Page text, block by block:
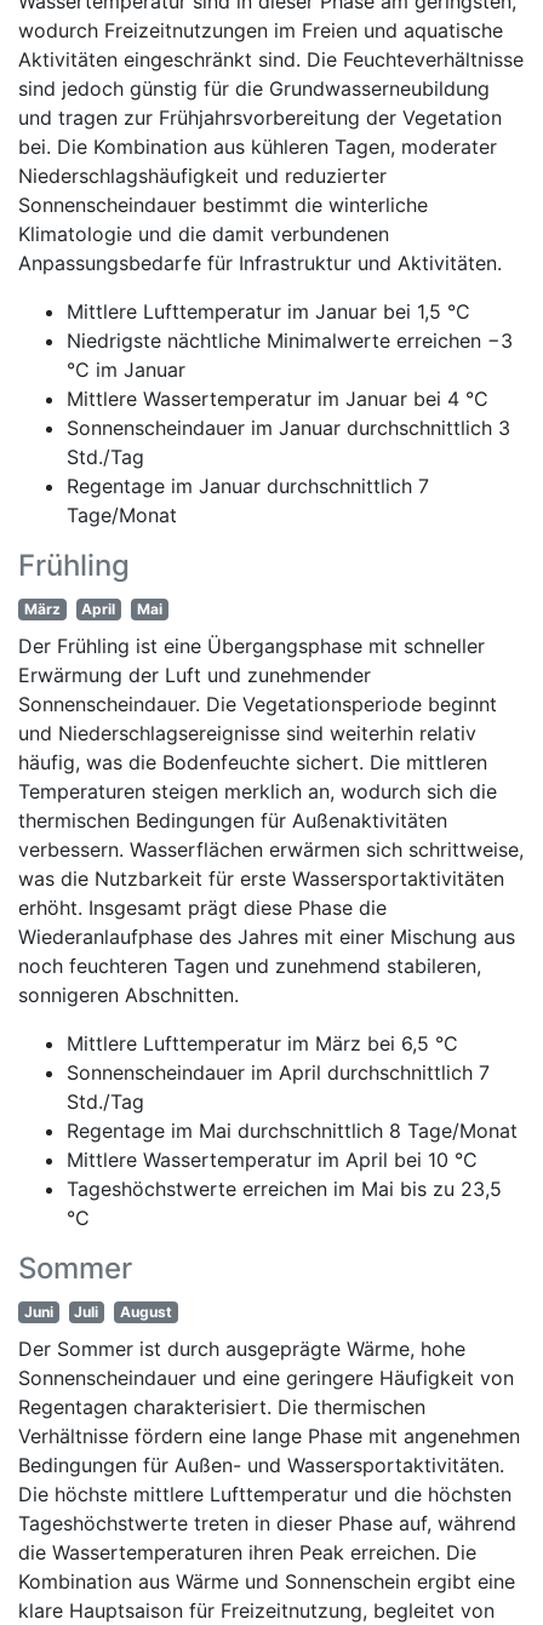
wodurch Freizeitnutzungen im Freien und aquatische
Aktivitäten eingeschränkt sind. Die Feuchteverhältnisse
sind jedoch günstig für die Grundwasserneubildung
und tragen zur Frühjahrsvorbereitung der Vegetation
bei. Die Kombination aus kühleren Tagen, moderater
Niederschlagshäufigkeit und reduzierter
Sonnenscheindauer bestimmt die winterliche
Klimatologie und die damit verbundenen
Anpassungsbedarfe für Infrastruktur und Aktivitäten.
Mittlere Lufttemperatur im Januar bei 1,5 °C
Niedrigste nächtliche Minimalwerte erreichen −3
°C im Januar
Mittlere Wassertemperatur im Januar bei 4 °C
Sonnenscheindauer im Januar durchschnittlich 3
Std./Tag
Regentage im Januar durchschnittlich 7
Tage/Monat
Frühling
März April Mai
Der Frühling ist eine Übergangsphase mit schneller
Erwärmung der Luft und zunehmender
Sonnenscheindauer. Die Vegetationsperiode beginnt
und Niederschlagsereignisse sind weiterhin relativ
häufig, was die Bodenfeuchte sichert. Die mittleren
Temperaturen steigen merklich an, wodurch sich die
thermischen Bedingungen für Außenaktivitäten
verbessern. Wasserflächen erwärmen sich schrittweise,
was die Nutzbarkeit für erste Wassersportaktivitäten
erhöht. Insgesamt prägt diese Phase die
Wiederanlaufphase des Jahres mit einer Mischung aus
noch feuchteren Tagen und zunehmend stabileren,
sonnigeren Abschnitten.
Mittlere Lufttemperatur im März bei 6,5 °C
Sonnenscheindauer im April durchschnittlich 7
Std./Tag
Regentage im Mai durchschnittlich 8 Tage/Monat
Mittlere Wassertemperatur im April bei 10 °C
Tageshöchstwerte erreichen im Mai bis zu 23,5
°C
Sommer
Juni Juli August
Der Sommer ist durch ausgeprägte Wärme, hohe
Sonnenscheindauer und eine geringere Häufigkeit von
Regentagen charakterisiert. Die thermischen
Verhältnisse fördern eine lange Phase mit angenehmen
Bedingungen für Außen- und Wassersportaktivitäten.
Die höchste mittlere Lufttemperatur und die höchsten
Tageshöchstwerte treten in dieser Phase auf, während
die Wassertemperaturen ihren Peak erreichen. Die
Kombination aus Wärme und Sonnenschein ergibt eine
klare Hauptsaison für Freizeitnutzung, begleitet von